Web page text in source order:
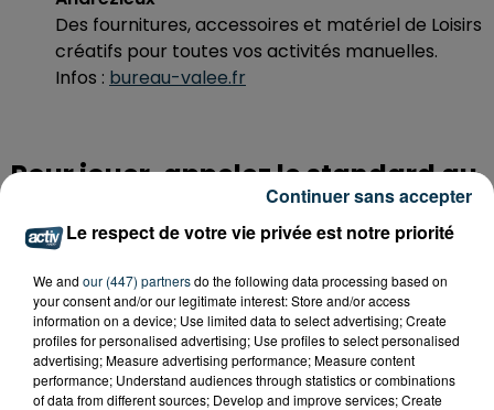
Des fournitures, accessoires et matériel de Loisirs
créatifs pour toutes vos activités manuelles.
Infos : bureau-valee.fr
Pour jouer, appelez le standard au
signal de l’animateur et soyez le
42ème appel !
JEU TERMINE
Le respect de votre vie privée est notre priorité
We and our (447) partnersdo the following data processing based on
your consent and/or our legitimate interest: Store and/or access
information on a device; Use limited data to select advertising; Create
profiles for personalised advertising; Use profiles to select personalised
advertising; Measure advertising performance; Measure content
performance; Understand audiences through statistics or combinations
of data from different sources; Develop and improve services; Create
Continuer sans accepter